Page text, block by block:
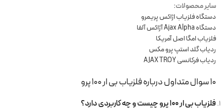
سایر محصولات:
دستگاه فلزیاب اژاکس پریمرو
دستگاه Ajax Alpha آژاکس آلفا
فلزیاب امگا اصل آمریکا
ردیاب گلد استپ پرو مکس
ردیاب فرکانسی AJAX TROY
۱۰ سوال متداول درباره فلزیاب بی ار 100 پرو
فلزیاب بی ار 100 پرو چیست و چه کاربردی دارد؟